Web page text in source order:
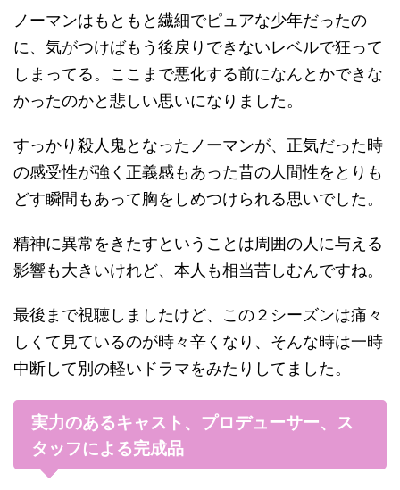
ノーマンはもともと繊細でピュアな少年だったの
に、気がつけばもう後戻りできないレベルで狂って
しまってる。ここまで悪化する前になんとかできな
かったのかと悲しい思いになりました。
すっかり殺人鬼となったノーマンが、正気だった時
の感受性が強く正義感もあった昔の人間性をとりも
どす瞬間もあって胸をしめつけられる思いでした。
精神に異常をきたすということは周囲の人に与える
影響も大きいけれど、本人も相当苦しむんですね。
最後まで視聴しましたけど、この２シーズンは痛々
しくて見ているのが時々辛くなり、そんな時は一時
中断して別の軽いドラマをみたりしてました。
実力のあるキャスト、プロデューサー、ス
タッフによる完成品